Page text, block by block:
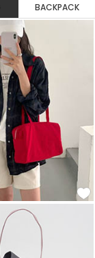
BACKPACK